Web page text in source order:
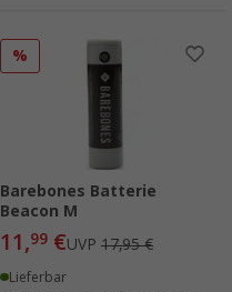
%
Barebones Batterie
Beacon M
11,99 €UVP 17,95 €
Lieferbar